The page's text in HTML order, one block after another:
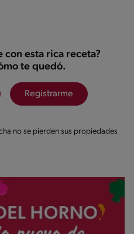
con esta rica receta?
te quedó.
Registrarme
no se pierden sus propiedades